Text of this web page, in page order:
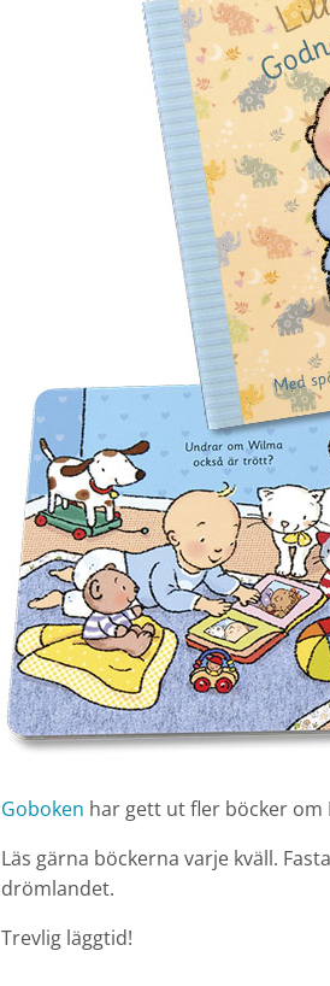
Goboken har gett ut fler böcker om
Läs gärna böckerna varje kväll.
drömlandet.
Trevlig läggtid!